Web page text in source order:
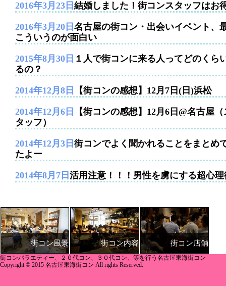
2016年3月23日 結婚しました！街コンスタッフはお
2016年3月20日 名古屋の街コン・出会いイベント、
こういうのが面白い
2015年8月30日 １人で街コンに来る人ってどのくら
るの？
2014年12月8日 【街コンの感想】12月7日(日)浜松
2014年12月6日
【街コンの感想】12月6日@名古屋（
タッフ）
2014年12月3日 街コンでよく聞かれることをまとめ
たよー
2014年8月7日 活用注意！！！男性を虜にする超心理
街コン風景 街コン内容 街コン店舗
街コンバラエティー、２０代コン、３０代コン、等を行う名古屋東海街コン
Copyright © 2015 名古屋東海街コン All rights Reserved.